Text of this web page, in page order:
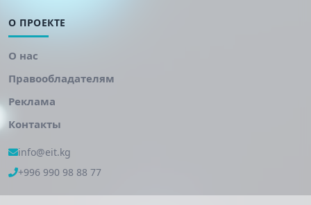
О ПРОЕКТЕ
О нас
Правообладателям
Реклама
Контакты
info@eit.kg
+996 990 98 88 77